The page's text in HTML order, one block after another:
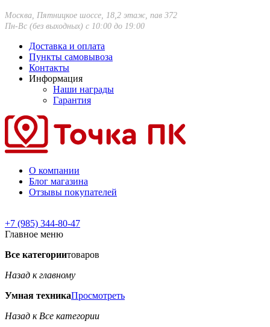
Москва, Пятницкое шоссе, 18,2 этаж, пав 372
Пн-Вс (без выходных) с 10:00 до 19:00
Доставка и оплата
Пункты самовывоза
Контакты
Информация
Наши награды
Гарантия
О компании
Блог магазина
Отзывы покупателей
+7 (985) 344-80-47
Главное меню
Все категориитоваров
Назад к главному
Умная техникаПросмотреть
Назад к Все категории